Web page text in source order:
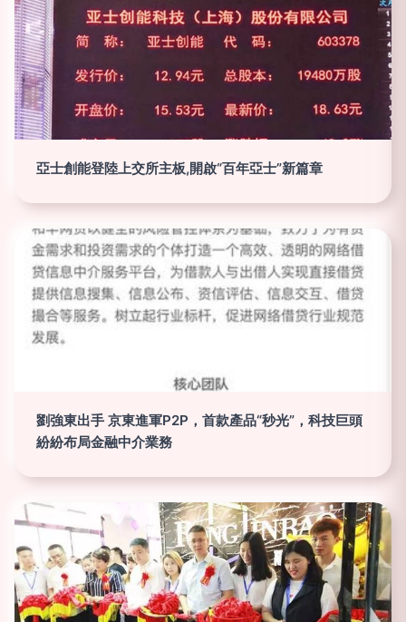
亞士創能登陸上交所主板,開啟“百年亞士”新篇章
劉強東出手 京東進軍P2P，首款產品“秒光”，科技巨頭
紛紛布局金融中介業務